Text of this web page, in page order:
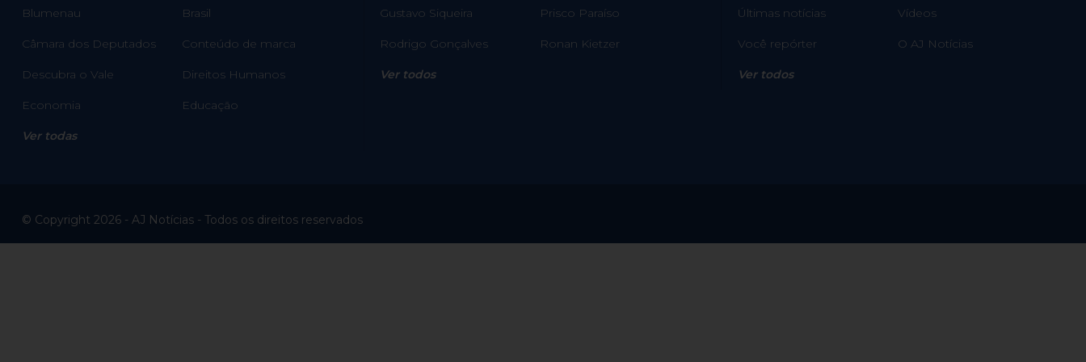
Blumenau Brasil
Câmara dos Deputados Conteúdo de marca
Descubra o Vale Direitos Humanos
Economia Educação
Ver todas
Gustavo Siqueira Prisco Paraíso
Rodrigo Gonçalves Ronan Kietzer
Ver todos
Últimas notícias Vídeos
Você repórter O AJ Notícias
Ver todos
© Copyright 2026 - AJ Notícias - Todos os direitos reservados